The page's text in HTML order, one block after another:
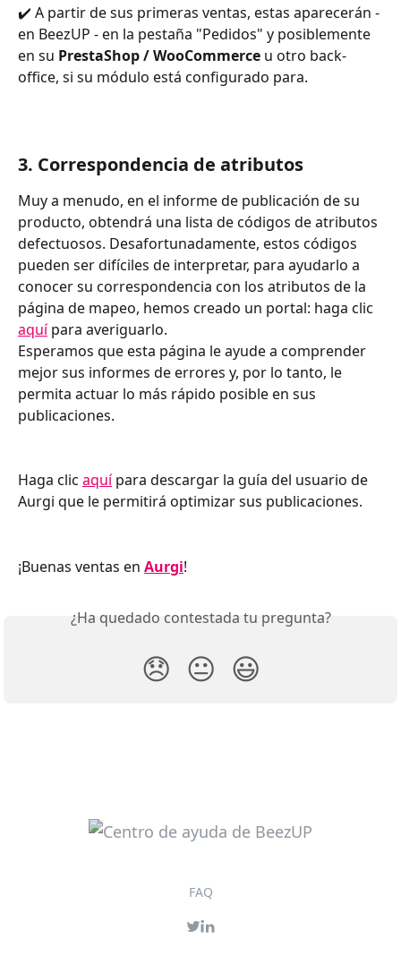
✔️ A partir de sus primeras ventas, estas aparecerán -
en BeezUP - en la pestaña "Pedidos" y posiblemente
en su PrestaShop / WooCommerce u otro back-
office, si su módulo está configurado para.
3. Correspondencia de atributos
Muy a menudo, en el informe de publicación de su
producto, obtendrá una lista de códigos de atributos
defectuosos. Desafortunadamente, estos códigos
pueden ser difíciles de interpretar, para ayudarlo a
conocer su correspondencia con los atributos de la
página de mapeo, hemos creado un portal: haga clic
aquí para averiguarlo.
Esperamos que esta página le ayude a comprender
mejor sus informes de errores y, por lo tanto, le
permita actuar lo más rápido posible en sus
publicaciones.
Haga clic aquí para descargar la guía del usuario de
Aurgi que le permitirá optimizar sus publicaciones.
¡Buenas ventas en Aurgi!
¿Ha quedado contestada tu pregunta?
😞 😐 😃
FAQ